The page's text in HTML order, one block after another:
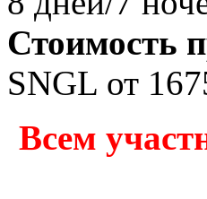
Стоимость
SNGL от
Всем